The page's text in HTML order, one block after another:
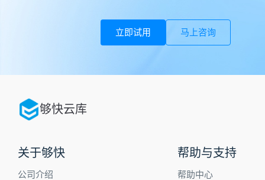
立即试用 马上咨询
够快云库
关于够快
公司介绍
帮助与支持
帮助中心